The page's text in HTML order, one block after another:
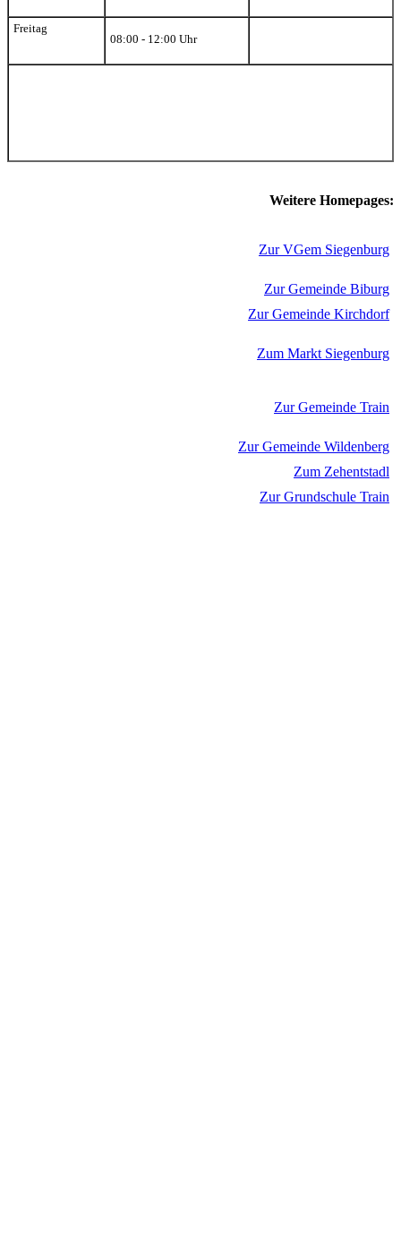
Freitag
08:00 - 12:00 Uhr
Weitere Homepages:
Zur VGem Siegenburg
Zur Gemeinde Biburg
Zur Gemeinde Kirchdorf
Zum Markt Siegenburg
Zur Gemeinde Train
Zur Gemeinde Wildenberg
Zum Zehentstadl
Zur Grundschule Train